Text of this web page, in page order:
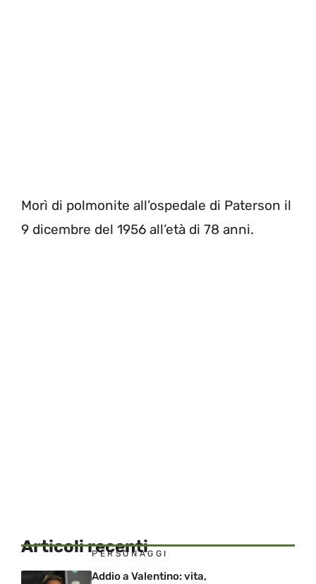
Morì di polmonite all’ospedale di Paterson il
9 dicembre del 1956 all’età di 78 anni.
Articoli recenti
PERSONAGGI
Addio a Valentino: vita,